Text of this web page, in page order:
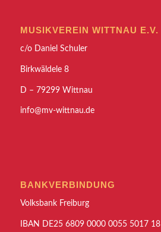
MUSIKVEREIN WITTNAU E.V.
c/o Daniel Schuler
Birkwäldele 8
D – 79299 Wittnau
info@mv-wittnau.de
BANKVERBINDUNG
Volksbank Freiburg
IBAN DE25 6809 0000 0055 5017 18